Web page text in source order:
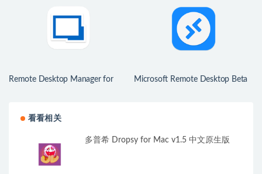
Remote Desktop Manager for
Microsoft Remote Desktop Beta
看看相关
多普希 Dropsy for Mac v1.5 中文原生版